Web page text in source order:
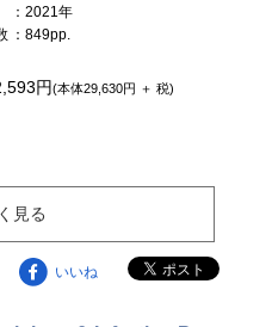
：2021年
：849pp.
円(本体29,630円 ＋ 税)
見る
いいね